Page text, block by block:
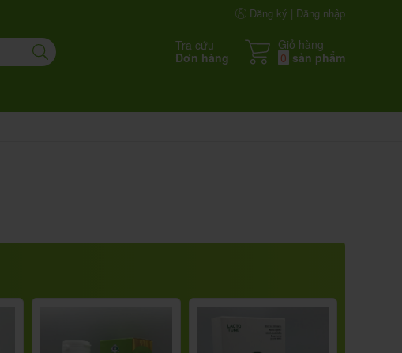
Đăng ký | Đăng nhập
Tra cứu
Đơn hàng
Giỏ hàng
0 sản phẩm